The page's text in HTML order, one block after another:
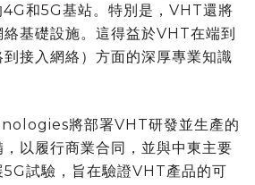
和5G基站。特別是，VHT還將
基礎設施。這得益於VHT在端到
接入網絡）方面的深厚專業知識
將部署VHT研發並生產的
以履行商業合同，並與中東主要
5G試驗，旨在驗證VHT產品的可